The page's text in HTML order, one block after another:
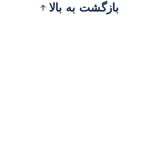
بازگشت به بالا